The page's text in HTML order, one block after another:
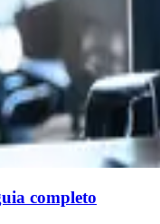
completo